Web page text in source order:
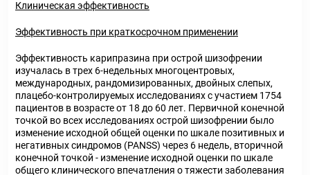
Клиническая эффективность
Эффективность при краткосрочном применении
Эффективность карипразина при острой шизофрении
изучалась в трех 6-недельных многоцентровых,
международных, рандомизированных, двойных слепых,
плацебо-контролируемых исследованиях с участием 1754
пациентов в возрасте от 18 до 60 лет. Первичной конечной
точкой во всех исследованиях острой шизофрении было
изменение исходной общей оценки по шкале позитивных и
негативных синдромов (PANSS) через 6 недель, вторичной
конечной точкой - изменение исходной оценки по шкале
общего клинического впечатления о тяжести заболевания